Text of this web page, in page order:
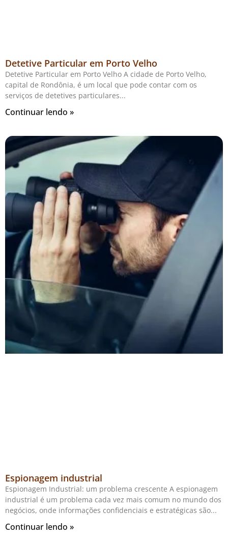
Detetive Particular em Porto Velho
Detetive Particular em Porto Velho A cidade de Porto Velho,
capital de Rondônia, é um local que pode contar com os
serviços de detetives particulares
Continuar lendo »
Espionagem industrial
Espionagem Industrial: um problema crescente A espionagem
industrial é um problema cada vez mais comum no mundo dos
negócios, onde informações confidenciais e estratégicas são
Continuar lendo »